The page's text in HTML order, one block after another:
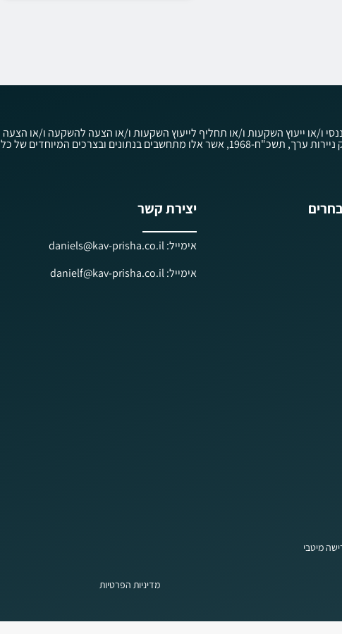
ו/או ייעוץ השקעות ו/או תחליף לייעוץ השקעות ו/או הצעה להשקעה ו/או הצעה
לציבור לפי חוק הסדרת העיסוק בייעוץ השקעות, בשיווק השקעות ובניהול תיקי השקעות, תשנ"ה-1995, ולפי חוק ניירות ערך, תשכ"ח-1968, אשר אלו מתחשבים בנתונים ובצרכים המיוחדים של כל
יצירת קשר
אימייל: daniels@kav-prisha.co.il
אימייל: danielf@kav-prisha.co.il
מיטבי
מדיניות הפרטיות